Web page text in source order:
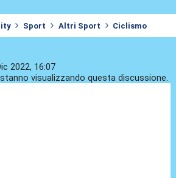
Sport Altri Sport Ciclismo
2022, 16:07
visualizzando questa discussione.